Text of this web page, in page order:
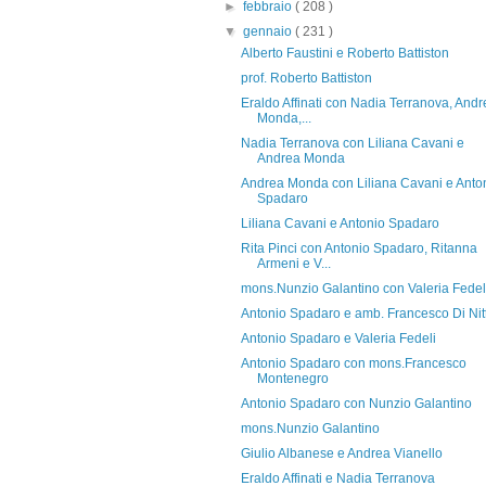
►febbraio( 208 )
▼gennaio( 231 )
Alberto Faustini e Roberto Battiston
prof. Roberto Battiston
Eraldo Affinati con Nadia Terranova,
Monda,...
Nadia Terranova con Liliana Cavani e
Andrea Monda
Andrea Monda con Liliana Cavani e
Spadaro
Liliana Cavani e Antonio Spadaro
Rita Pinci con Antonio Spadaro, Ritanna
Armeni e V...
mons.Nunzio Galantino con Valeria
Antonio Spadaro e amb. Francesco Di
Antonio Spadaro e Valeria Fedeli
Antonio Spadaro con mons.Francesco
Montenegro
Antonio Spadaro con Nunzio Galantino
mons.Nunzio Galantino
Giulio Albanese e Andrea Vianello
Eraldo Affinati e Nadia Terranova